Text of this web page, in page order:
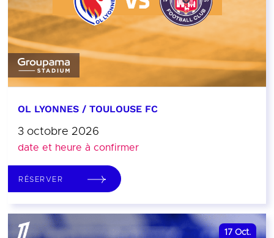
OL LYONNES / TOULOUSE FC
3 octobre 2026
date et heure à confirmer
RÉSERVER
17 Oct.